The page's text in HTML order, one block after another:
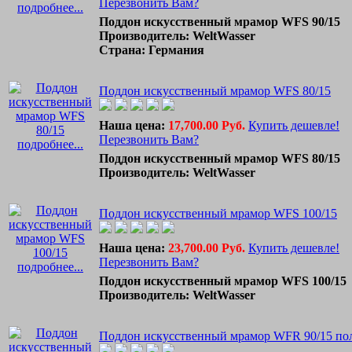
подробнее...
Перезвонить Вам?
Поддон искусственный мрамор WFS 90/15
Производитель: WeltWasser
Страна: Германия
подробнее...
Поддон искусственный мрамор WFS 80/15
Наша цена: 17,700.00 Руб. Купить дешевле!
Перезвонить Вам?
Поддон искусственный мрамор WFS 80/15
Производитель: WeltWasser
подробнее...
Поддон искусственный мрамор WFS 100/15
Наша цена: 23,700.00 Руб. Купить дешевле!
Перезвонить Вам?
Поддон искусственный мрамор WFS 100/15
Производитель: WeltWasser
Поддон искусственный мрамор WFR 90/15